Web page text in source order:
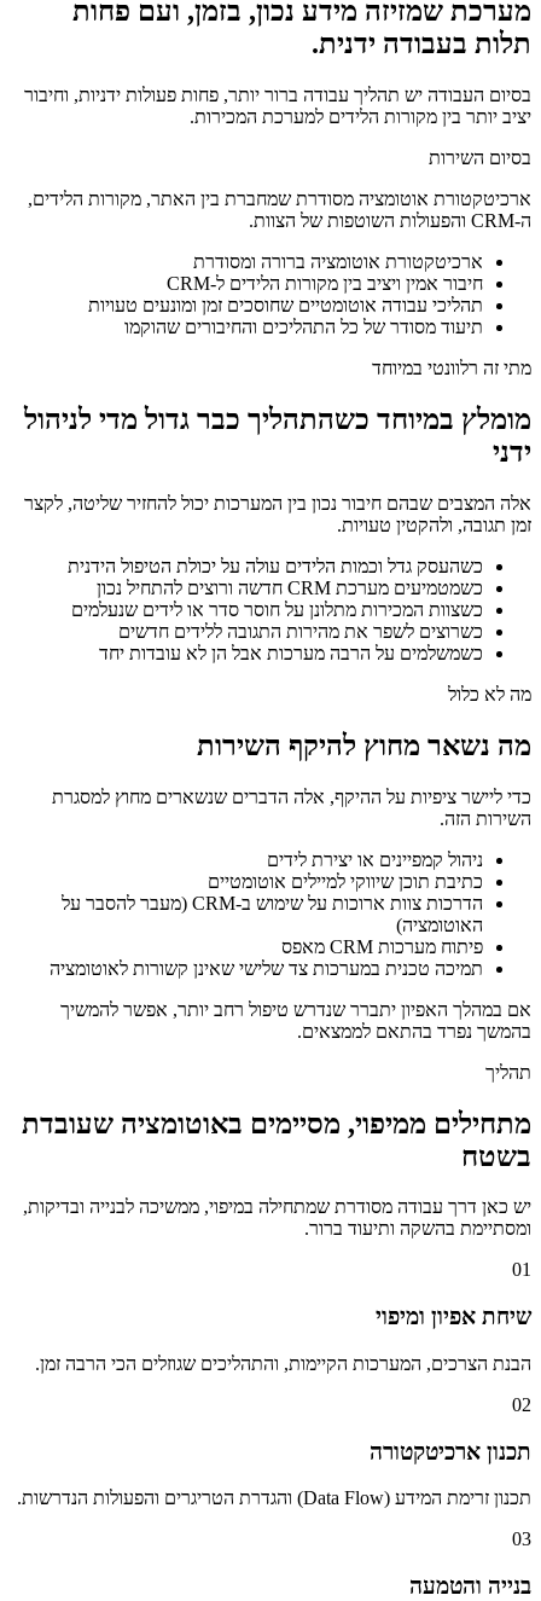
מערכת שמזיזה מידע נכון, בזמן, ועם פחות
תלות בעבודה ידנית.
בסיום העבודה יש תהליך עבודה ברור יותר, פחות פעולות ידניות, וחיבור
יציב יותר בין מקורות הלידים למערכת המכירות.
בסיום השירות
ארכיטקטורת אוטומציה מסודרת שמחברת בין האתר, מקורות הלידים,
ה-CRM והפעולות השוטפות של הצוות.
ארכיטקטורת אוטומציה ברורה ומסודרת
חיבור אמין ויציב בין מקורות הלידים ל-CRM
תהליכי עבודה אוטומטיים שחוסכים זמן ומונעים טעויות
תיעוד מסודר של כל התהליכים והחיבורים שהוקמו
מתי זה רלוונטי במיוחד
מומלץ במיוחד כשהתהליך כבר גדול מדי לניהול
ידני
אלה המצבים שבהם חיבור נכון בין המערכות יכול להחזיר שליטה, לקצר
זמן תגובה, ולהקטין טעויות.
כשהעסק גדל וכמות הלידים עולה על יכולת הטיפול הידנית
כשמטמיעים מערכת CRM חדשה ורוצים להתחיל נכון
כשצוות המכירות מתלונן על חוסר סדר או לידים שנעלמים
כשרוצים לשפר את מהירות התגובה ללידים חדשים
כשמשלמים על הרבה מערכות אבל הן לא עובדות יחד
מה לא כלול
מה נשאר מחוץ להיקף השירות
כדי ליישר ציפיות על ההיקף, אלה הדברים שנשארים מחוץ למסגרת
השירות הזה.
ניהול קמפיינים או יצירת לידים
כתיבת תוכן שיווקי למיילים אוטומטיים
הדרכות צוות ארוכות על שימוש ב-CRM (מעבר להסבר על
האוטומציה)
פיתוח מערכות CRM מאפס
תמיכה טכנית במערכות צד שלישי שאינן קשורות לאוטומציה
אם במהלך האפיון יתברר שנדרש טיפול רחב יותר, אפשר להמשיך
בהמשך נפרד בהתאם לממצאים.
תהליך
מתחילים ממיפוי, מסיימים באוטומציה שעובדת
בשטח
יש כאן דרך עבודה מסודרת שמתחילה במיפוי, ממשיכה לבנייה ובדיקות,
ומסתיימת בהשקה ותיעוד ברור.
01
שיחת אפיון ומיפוי
הבנת הצרכים, המערכות הקיימות, והתהליכים שגוזלים הכי הרבה זמן.
02
תכנון ארכיטקטורה
תכנון זרימת המידע (Data Flow) והגדרת הטריגרים והפעולות הנדרשות.
03
בנייה והטמעה